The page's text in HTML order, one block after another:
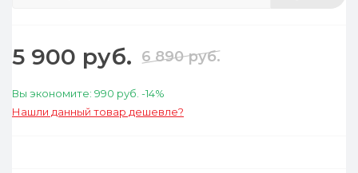
5 900 руб. 6 890 руб.
Вы экономите: 990 руб. -14%
Нашли данный товар дешевле?